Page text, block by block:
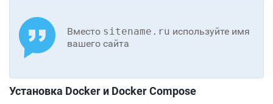
Вместо sitename.ru используйте имя
вашего сайта
Установка Docker и Docker Compose